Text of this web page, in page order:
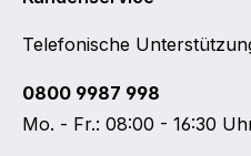
Telefonische
0800 9987 998
Mo. - Fr.: 08:00 - 16:30